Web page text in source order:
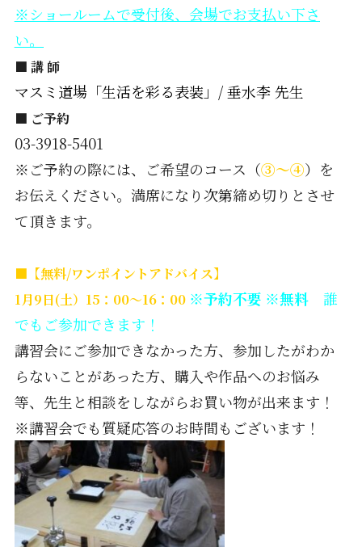
※ショールームで受付後、会場でお支払い下さ
い。
■ 講 師
マスミ道場「生活を彩る表装」/ 垂水李 先生
■ ご予約
03-3918-5401
※ご予約の際には、ご希望のコース（③～④）を
お伝えください。満席になり次第締め切りとさせ
て頂きます。
■【無料/ワンポイントアドバイス】
1月9日(土）15：00～16：00 ※予約不要 ※無料 誰
でもご参加できます！
講習会にご参加できなかった方、参加したがわか
らないことがあった方、購入や作品へのお悩み
等、先生と相談をしながらお買い物が出来ます！
※講習会でも質疑応答のお時間もございます！